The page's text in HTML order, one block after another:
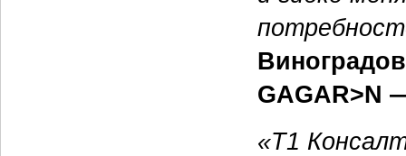
GAGAR>N
«Т1